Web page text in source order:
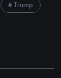
Trump